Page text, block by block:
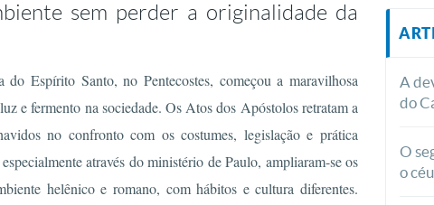
sem perder a originalidade da
Espírito Santo, no Pentecostes, começou a maravilhosa
e fermento na sociedade. Os Atos dos Apóstolos retratam a
no confronto com os costumes, legislação e prática
através do ministério de Paulo, ampliaram-se os
helênico e romano, com hábitos e cultura diferentes.
A
do
O
o